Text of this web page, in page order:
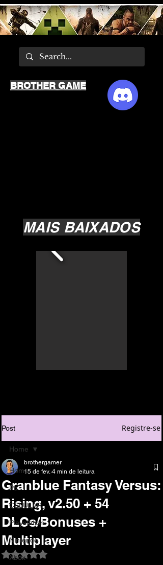
MAIS BAIXADOS
BROTHER GAME
Post Registre-se
Home
Pc
CELULAR
Playstation
Nintendo
Xbox
Home
Granblue Fantasy Versus:
Rising, v2.50 + 54
DLCs/Bonuses +
Multiplayer
brothergamer
15 de fev. 4 min de leitura
Avaliado com NaN de 5 estrelas.